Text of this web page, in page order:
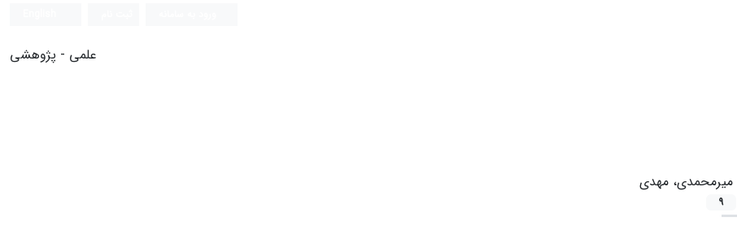
علمی - پژوهشی
میرمحمدی، مهدی
9